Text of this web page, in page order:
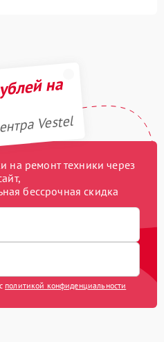
на
Vestel
на ремонт техники через
бессрочная скидка
политикой конфиденциальности